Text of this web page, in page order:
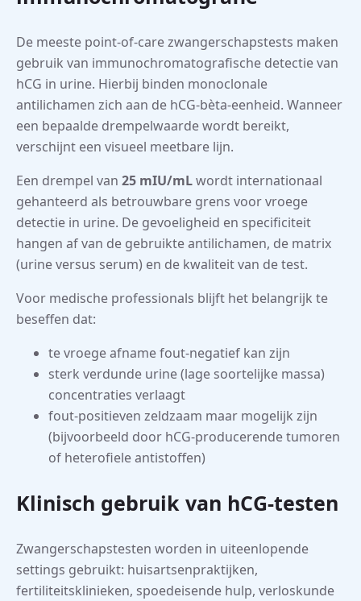
De meeste point-of-care zwangerschapstests maken
gebruik van immunochromatografische detectie van
hCG in urine. Hierbij binden monoclonale
antilichamen zich aan de hCG-bèta-eenheid. Wanneer
een bepaalde drempelwaarde wordt bereikt,
verschijnt een visueel meetbare lijn.
Een drempel van 25 mIU/mLwordt internationaal
gehanteerd als betrouwbare grens voor vroege
detectie in urine. De gevoeligheid en specificiteit
hangen af van de gebruikte antilichamen, de matrix
(urine versus serum) en de kwaliteit van de test.
Voor medische professionals blijft het belangrijk te
beseffen dat:
te vroege afname fout-negatief kan zijn
sterk verdunde urine (lage soortelijke massa)
concentraties verlaagt
fout-positieven zeldzaam maar mogelijk zijn
(bijvoorbeeld door hCG-producerende tumoren
of heterofiele antistoffen)
Klinisch gebruik van hCG-testen
Zwangerschapstesten worden in uiteenlopende
settings gebruikt: huisartsenpraktijken,
fertiliteitsklinieken, spoedeisende hulp, verloskunde